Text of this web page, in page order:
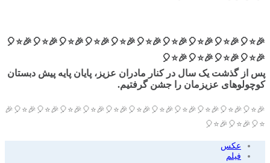
🎉⭐️🎈🎉⭐️🎈🎉⭐️🎈🎉⭐️🎈🎉⭐️🎈🎉⭐️🎈🎉⭐️🎈🎉⭐️🎈🎉⭐️🎈🎉⭐️🎈
🎉⭐️🎈🎉⭐️🎈🎉⭐️🎈🎉⭐️🎈
پس از گذشت یک سال در کنار مادران عزیز، پایان پایه پیش دبستان
کوچولوهای عزیزمان را جشن گرفتیم.
🎉⭐️🎈🎉⭐️🎈🎉⭐️🎈🎉⭐️🎈🎉⭐️🎈🎉⭐️🎈🎉⭐️🎈🎉⭐️🎈🎉⭐️🎈🎉⭐️🎈🎉⭐️🎈🎉
⭐️🎈🎉⭐️🎈🎉⭐️🎈
عکس
فیلم